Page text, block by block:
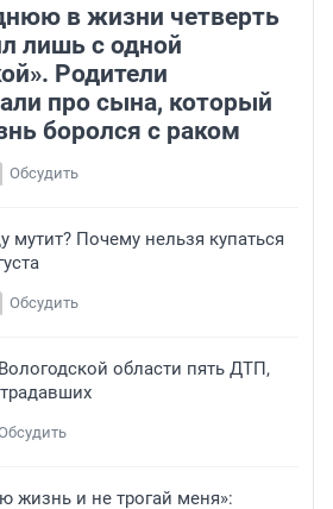
в жизни четверть
лишь с одной
Родители
про сына, который
боролся с раком
Обсудить
мутит? Почему нельзя купаться
Обсудить
области пять ДТП,
жизнь и не трогай меня»: